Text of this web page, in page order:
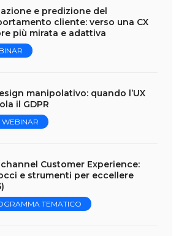
e predizione del
cliente: verso una CX
più mirata e adattiva
manipolativo: quando l’UX
il GDPR
WEBINAR
Customer Experience:
e strumenti per eccellere
TEMATICO